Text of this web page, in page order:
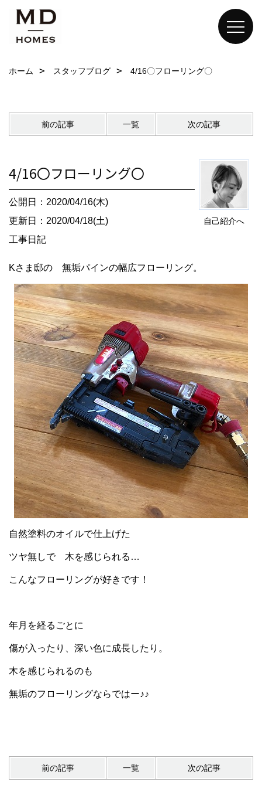
ホーム スタッフブログ 4/16〇フローリング〇
前の記事 一覧 次の記事
自己紹介へ
4/16〇フローリング〇
公開日：2020/04/16(木)
更新日：2020/04/18(土)
工事日記
Kさま邸の 無垢パインの幅広フローリング。
自然塗料のオイルで仕上げた
ツヤ無しで 木を感じられる…
こんなフローリングが好きです！
年月を経るごとに
傷が入ったり、深い色に成長したり。
木を感じられるのも
無垢のフローリングならではー♪♪
前の記事 一覧 次の記事